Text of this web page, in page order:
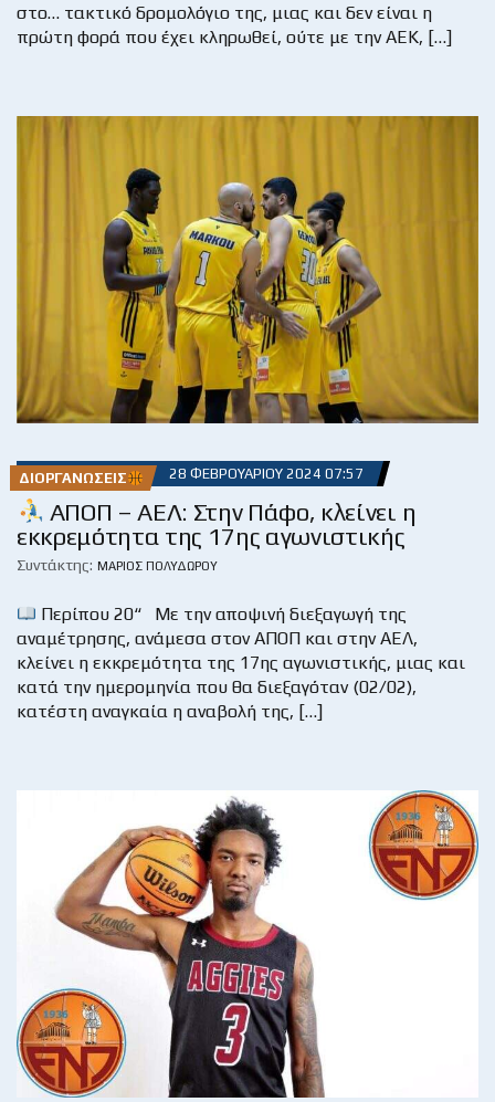
στο… τακτικό δρομολόγιο της, μιας και δεν είναι η
πρώτη φορά που έχει κληρωθεί, ούτε με την ΑΕΚ, […]
ΔΙΟΡΓΑΝΏΣΕΙΣ 28 ΦΕΒΡΟΥΑΡΊΟΥ 2024 07:57
ΑΠΟΠ – ΑΕΛ: Στην Πάφο, κλείνει η
εκκρεμότητα της 17ης αγωνιστικής
Συντάκτης: ΜΆΡΙΟΣ ΠΟΛΥΔΏΡΟΥ
Περίπου 20“ Με την αποψινή διεξαγωγή της
αναμέτρησης, ανάμεσα στον ΑΠΟΠ και στην ΑΕΛ,
κλείνει η εκκρεμότητα της 17ης αγωνιστικής, μιας και
κατά την ημερομηνία που θα διεξαγόταν (02/02),
κατέστη αναγκαία η αναβολή της, […]